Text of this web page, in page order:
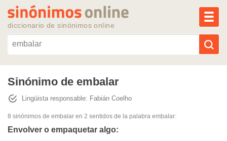
diccionario de sinónimos online
Reescribir texto con IA
Sinónimos populares
Temas populares
Sinónimo de embalar
Lingüista responsable: Fabián Coelho
8 sinónimos de embalar en 2 sentidos de la palabra embalar:
Envolver o empaquetar algo: